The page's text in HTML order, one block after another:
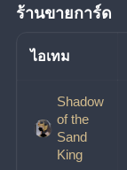
ร้านขายการ์ด
ไอเทม
Shadow
of the
Sand
King